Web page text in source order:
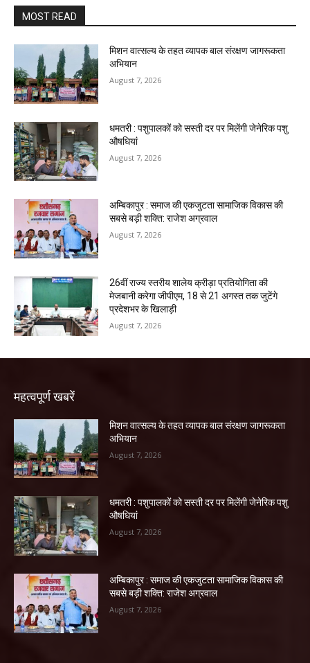
MOST READ
मिशन वात्सल्य के तहत व्यापक बाल संरक्षण जागरूकता
अभियान
August 7, 2026
धमतरी : पशुपालकों को सस्ती दर पर मिलेंगी जेनेरिक पशु
औषधियां
August 7, 2026
अम्बिकापुर : समाज की एकजुटता सामाजिक विकास की
सबसे बड़ी शक्ति: राजेश अग्रवाल
August 7, 2026
26वीं राज्य स्तरीय शालेय क्रीड़ा प्रतियोगिता की
मेजबानी करेगा जीपीएम, 18 से 21 अगस्त तक जुटेंगे
प्रदेशभर के खिलाड़ी
August 7, 2026
महत्वपूर्ण खबरें
मिशन वात्सल्य के तहत व्यापक बाल संरक्षण जागरूकता
अभियान
August 7, 2026
धमतरी : पशुपालकों को सस्ती दर पर मिलेंगी जेनेरिक पशु
औषधियां
August 7, 2026
अम्बिकापुर : समाज की एकजुटता सामाजिक विकास की
सबसे बड़ी शक्ति: राजेश अग्रवाल
August 7, 2026